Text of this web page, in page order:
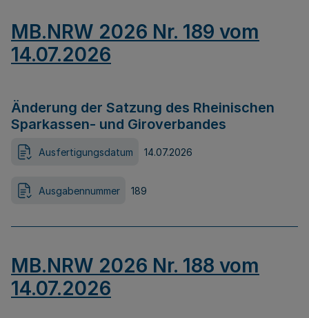
MB.NRW 2026 Nr. 189 vom
14.07.2026
Änderung der Satzung des Rheinischen
Sparkassen- und Giroverbandes
Ausfertigungsdatum 14.07.2026
Ausgabennummer 189
MB.NRW 2026 Nr. 188 vom
14.07.2026